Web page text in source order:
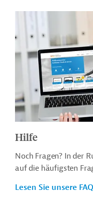
Hilfe
Noch Fragen? In der
auf die häufigsten
Lesen Sie unsere FAQ